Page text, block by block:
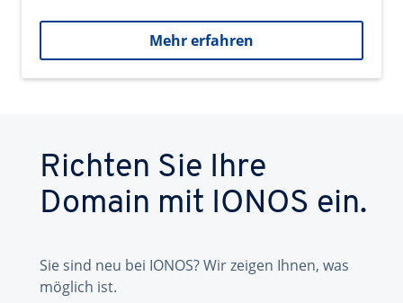
Mehr erfahren
Richten Sie Ihre
Domain mit IONOS ein.
Sie sind neu bei IONOS? Wir zeigen Ihnen, was
möglich ist.